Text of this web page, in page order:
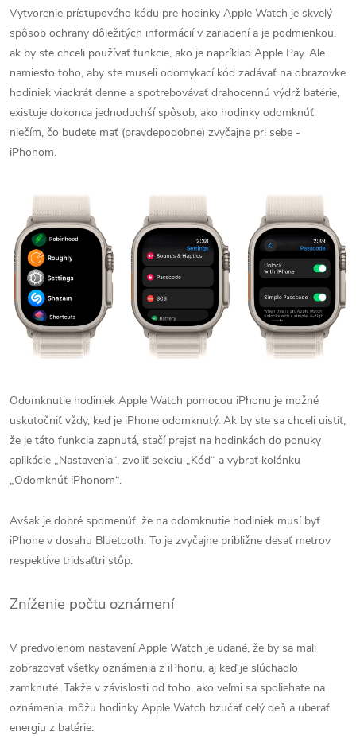
Vytvorenie prístupového kódu pre hodinky Apple Watch je skvelý
spôsob ochrany dôležitých informácií v zariadení a je podmienkou,
ak by ste chceli používať funkcie, ako je napríklad Apple Pay. Ale
namiesto toho, aby ste museli odomykací kód zadávať na obrazovke
hodiniek viackrát denne a spotrebovávať drahocennú výdrž batérie,
existuje dokonca jednoduchší spôsob, ako hodinky odomknúť
niečím, čo budete mať (pravdepodobne) zvyčajne pri sebe -
iPhonom.
Odomknutie hodiniek Apple Watch pomocou iPhonu je možné
uskutočniť vždy, keď je iPhone odomknutý. Ak by ste sa chceli uistiť,
že je táto funkcia zapnutá, stačí prejsť na hodinkách do ponuky
aplikácie „Nastavenia“, zvoliť sekciu „Kód“ a vybrať kolónku
„Odomknúť iPhonom“.
Avšak je dobré spomenúť, že na odomknutie hodiniek musí byť
iPhone v dosahu Bluetooth. To je zvyčajne približne desať metrov
respektíve tridsaťtri stôp.
Zníženie počtu oznámení
V predvolenom nastavení Apple Watch je udané, že by sa mali
zobrazovať všetky oznámenia z iPhonu, aj keď je slúchadlo
zamknuté. Takže v závislosti od toho, ako veľmi sa spoliehate na
oznámenia, môžu hodinky Apple Watch bzučať celý deň a uberať
energiu z batérie.